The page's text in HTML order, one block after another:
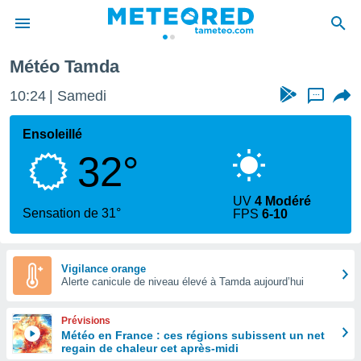
de
Météo Tamda
10:24 Samedi ...
Ensoleillé
32°
Sensation de 31°
UV4 Modéré
FPS6-10
Vigilance orange
Alerte canicule de niveau élevé à Tamda aujourd’hui
Prévisions
Météo en France : ces régions subissent un net
regain de chaleur cet après-midi